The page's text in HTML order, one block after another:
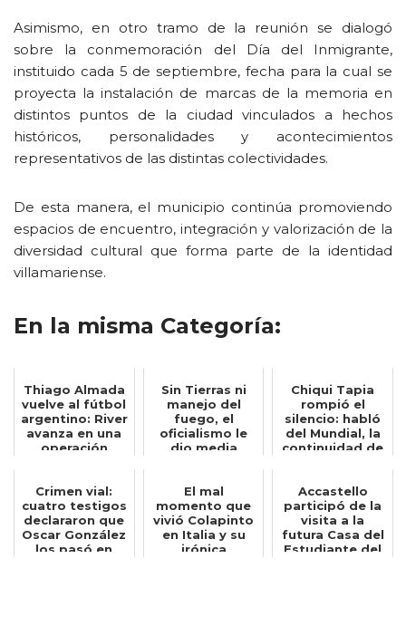
Asimismo, en otro tramo de la reunión se dialogó
sobre la conmemoración del Día del Inmigrante,
instituido cada 5 de septiembre, fecha para la cual se
proyecta la instalación de marcas de la memoria en
distintos puntos de la ciudad vinculados a hechos
históricos, personalidades y acontecimientos
representativos de las distintas colectividades.
De esta manera, el municipio continúa promoviendo
espacios de encuentro, integración y valorización de la
diversidad cultural que forma parte de la identidad
villamariense.
En la misma Categoría:
Thiago Almada
vuelve al fútbol
argentino: River
avanza en una
operación
Sin Tierras ni
manejo del
fuego, el
oficialismo le
dio media
Chiqui Tapia
rompió el
silencio: habló
del Mundial, la
continuidad de
Crimen vial:
cuatro testigos
declararon que
Oscar González
los pasó en
El mal
momento que
vivió Colapinto
en Italia y su
irónica
Accastello
participó de la
visita a la
futura Casa del
Estudiante del